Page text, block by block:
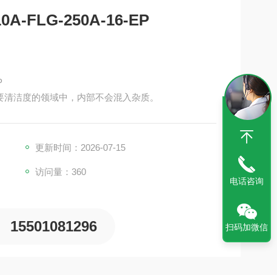
FLG-250A-16-EP
洁度的领域中，内部不会混入杂质。
更新时间：2026-07-15
访问量：360
15501081296
电话咨询
扫码加微信